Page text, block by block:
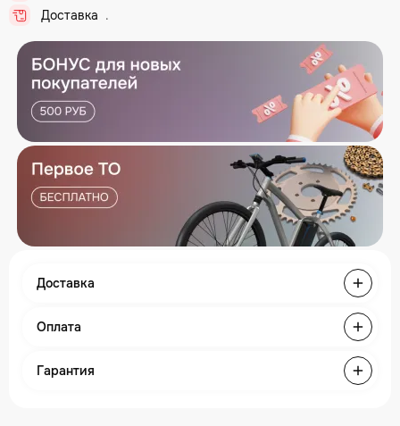
Доставка ..
Доставка
Оплата
Гарантия